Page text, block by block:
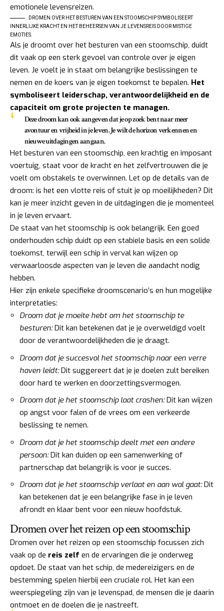
DROMEN OVER HET BESTUREN VAN EEN STOOMSCHIP SYMBOLISEERT
INNERLIJKE KRACHT EN HET BEHEERSEN VAN JE LEVENSREIS DOOR MISTIGE
EMOTIES.
Als je droomt over het besturen van een stoomschip, duidt
dit vaak op een sterk gevoel van controle over je eigen
leven. Je voelt je in staat om belangrijke beslissingen te
nemen en de koers van je eigen toekomst te bepalen. Het
symboliseert leiderschap, verantwoordelijkheid en de
capaciteit om grote projecten te managen.
Deze droom kan ook aangeven dat je op zoek bent naar meer
avontuur en vrijheid in je leven. Je wilt de horizon verkennen en
nieuwe uitdagingen aangaan.
Het besturen van een stoomschip, een krachtig en imposant
voertuig, staat voor de kracht en het zelfvertrouwen die je
voelt om obstakels te overwinnen. Let op de details van de
droom: is het een vlotte reis of stuit je op moeilijkheden? Dit
kan je meer inzicht geven in de uitdagingen die je momenteel
in je leven ervaart.
De staat van het stoomschip is ook belangrijk. Een goed
onderhouden schip duidt op een stabiele basis en een solide
toekomst, terwijl een schip in verval kan wijzen op
verwaarloosde aspecten van je leven die aandacht nodig
hebben.
Hier zijn enkele specifieke droomscenario’s en hun mogelijke
interpretaties:
Droom dat je moeite hebt om het stoomschip te
besturen:Dit kan betekenen dat je je overweldigd voelt
door de verantwoordelijkheden die je draagt.
Droom dat je succesvol het stoomschip naar een verre
haven leidt:Dit suggereert dat je je doelen zult bereiken
door hard te werken en doorzettingsvermogen.
Droom dat je het stoomschip laat crashen:Dit kan wijzen
op angst voor falen of de vrees om een verkeerde
beslissing te nemen.
Droom dat je het stoomschip deelt met een andere
persoon:Dit kan duiden op een samenwerking of
partnerschap dat belangrijk is voor je succes.
Droom dat je het stoomschip verlaat en aan wal gaat:Dit
kan betekenen dat je een belangrijke fase in je leven
afrondt en klaar bent voor een nieuw hoofdstuk.
Dromen over het reizen op een stoomschip
Dromen over het reizen op een stoomschip focussen zich
vaak op de reis zelf en de ervaringen die je onderweg
opdoet. De staat van het schip, de medereizigers en de
bestemming spelen hierbij een cruciale rol. Het kan een
weerspiegeling zijn van je levenspad, de mensen die je daarin
ontmoet en de doelen die je nastreeft.